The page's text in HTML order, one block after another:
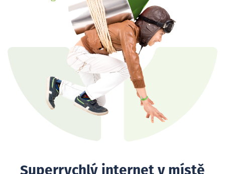
Superrychlý internet v místě